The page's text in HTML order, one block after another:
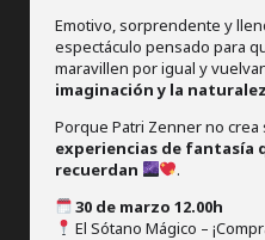
Emotivo, sorprendente y
espectáculo pensado para
maravillen por igual y
imaginación y la
Porque Patri Zenner no
experiencias de fantasía
recuerdan
.
30 de marzo 12.00h
El Sótano Mágico –